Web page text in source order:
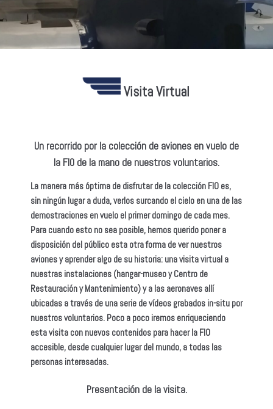
Visita Virtual
Un recorrido por la colección de aviones en vuelo de
la FIO de la mano de nuestros voluntarios.
La manera más óptima de disfrutar de la colección FIO es,
sin ningún lugar a duda, verlos surcando el cielo en una de las
demostraciones en vuelo el primer domingo de cada mes.
Para cuando esto no sea posible, hemos querido poner a
disposición del público esta otra forma de ver nuestros
aviones y aprender algo de su historia: una visita virtual a
nuestras instalaciones (hangar-museo y Centro de
Restauración y Mantenimiento) y a las aeronaves allí
ubicadas a través de una serie de vídeos grabados in-situ por
nuestros voluntarios. Poco a poco iremos enriqueciendo
esta visita con nuevos contenidos para hacer la FIO
accesible, desde cualquier lugar del mundo, a todas las
personas interesadas.
Presentación de la visita.